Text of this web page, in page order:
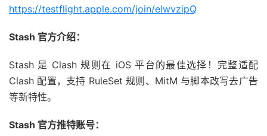
https://testflight.apple.com/join/elwvzipQ
Stash 官方介绍：
Stash 是 Clash 规则在 iOS 平台的最佳选择！完整适配
Clash 配置，支持 RuleSet 规则、MitM 与脚本改写去广告
等新特性。
Stash 官方推特账号：